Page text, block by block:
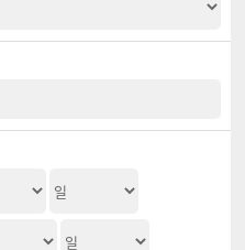
키, 접속 IP 정보, 결제기록, 필명, 자기소
에 관한 법률, 신용정보의 이용 및 보호에
(전자상거래등에서의 소비자보호에 관